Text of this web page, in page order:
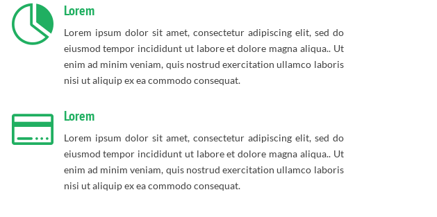
 Lorem
Lorem ipsum dolor sit amet, consectetur adipiscing elit, sed do
eiusmod tempor incididunt ut labore et dolore magna aliqua.. Ut
enim ad minim veniam, quis nostrud exercitation ullamco laboris
nisi ut aliquip ex ea commodo consequat.
 Lorem
Lorem ipsum dolor sit amet, consectetur adipiscing elit, sed do
eiusmod tempor incididunt ut labore et dolore magna aliqua.. Ut
enim ad minim veniam, quis nostrud exercitation ullamco laboris
nisi ut aliquip ex ea commodo consequat.